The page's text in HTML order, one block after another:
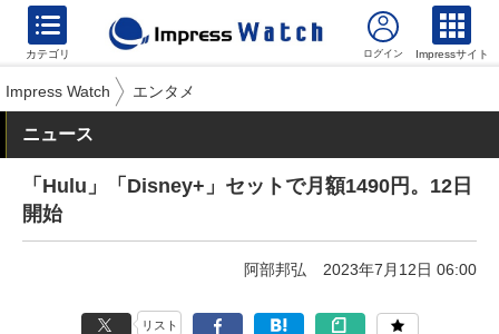
カテゴリ Impressサイト
Impress Watch エンタメ
ニュース
「Hulu」「Disney+」セットで月額1490円。12日
開始
阿部邦弘 2023年7月12日 06:00
リスト